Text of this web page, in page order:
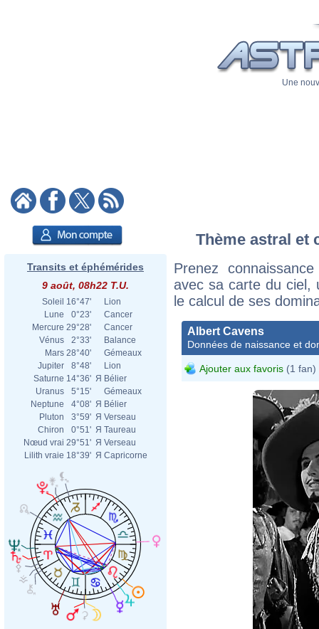
Une
Transits et éphémérides
9 août, 08h22 T.U.
Soleil 16°47'
Lion
Lune
0°23'
Cancer
Mercure 29°28'
Cancer
Vénus
2°33'
Balance
Mars 28°40'
Gémeaux
Jupiter
8°48'
Lion
Saturne 14°36' Я Bélier
Uranus
5°15'
Gémeaux
Neptune
4°08' Я Bélier
Pluton
3°59' Я Verseau
Chiron
0°51' Я Taureau
Nœud vrai 29°51' Я Verseau
Lilith vraie 18°39' Я Capricorne
Thème astral et
Prenez
avec sa carte du ciel,
le calcul de ses
Albert Cavens
Données de naissance et
Ajouter aux favoris (1 fan)